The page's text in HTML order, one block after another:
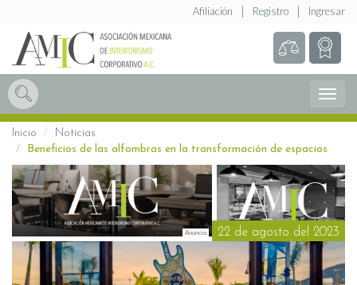
Ingresar
Registro
Afiliación
Menú
Inicio
Noticias
Beneficios de las alfombras en la transformación de espacios
22 de agosto del 2023